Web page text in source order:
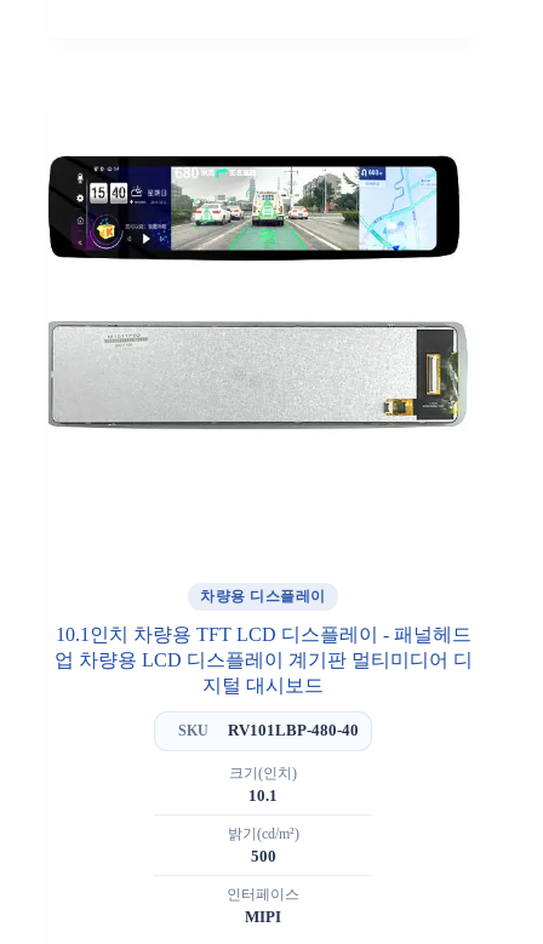
차량용 디스플레이
10.1인치 차량용 TFT LCD 디스플레이 - 패널헤드
업 차량용 LCD 디스플레이 계기판 멀티미디어 디
지털 대시보드
SKU RV101LBP-480-40
크기(인치)
10.1
밝기(cd/m²)
500
인터페이스
MIPI